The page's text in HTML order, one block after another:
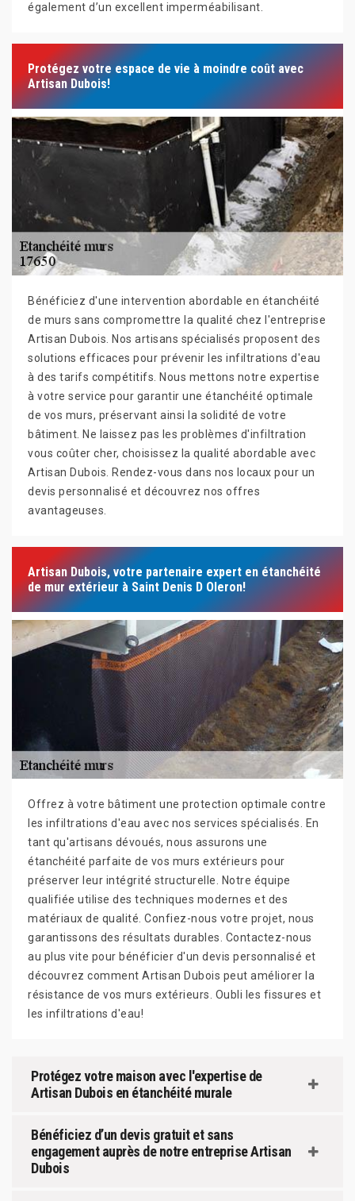
également d’un excellent imperméabilisant.
Protégez votre espace de vie à moindre coût avec
Artisan Dubois!
Bénéficiez d'une intervention abordable en étanchéité
de murs sans compromettre la qualité chez l'entreprise
Artisan Dubois. Nos artisans spécialisés proposent des
solutions efficaces pour prévenir les infiltrations d'eau
à des tarifs compétitifs. Nous mettons notre expertise
à votre service pour garantir une étanchéité optimale
de vos murs, préservant ainsi la solidité de votre
bâtiment. Ne laissez pas les problèmes d'infiltration
vous coûter cher, choisissez la qualité abordable avec
Artisan Dubois. Rendez-vous dans nos locaux pour un
devis personnalisé et découvrez nos offres
avantageuses.
Artisan Dubois, votre partenaire expert en étanchéité
de mur extérieur à Saint Denis D Oleron!
Offrez à votre bâtiment une protection optimale contre
les infiltrations d'eau avec nos services spécialisés. En
tant qu'artisans dévoués, nous assurons une
étanchéité parfaite de vos murs extérieurs pour
préserver leur intégrité structurelle. Notre équipe
qualifiée utilise des techniques modernes et des
matériaux de qualité. Confiez-nous votre projet, nous
garantissons des résultats durables. Contactez-nous
au plus vite pour bénéficier d'un devis personnalisé et
découvrez comment Artisan Dubois peut améliorer la
résistance de vos murs extérieurs. Oubli les fissures et
les infiltrations d'eau!
Protégez votre maison avec l'expertise de
Artisan Dubois en étanchéité murale
Bénéficiez d’un devis gratuit et sans
engagement auprès de notre entreprise Artisan
Dubois